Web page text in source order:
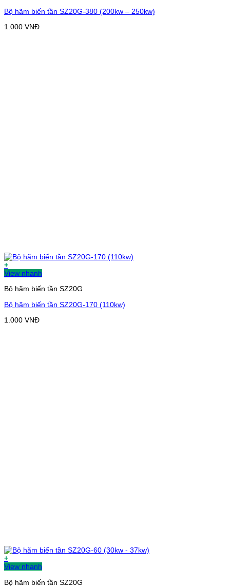
Bộ hãm biến tần SZ20G-380 (200kw – 250kw)
1.000 VNĐ
+
View nhanh
Bộ hãm biến tần SZ20G
Bộ hãm biến tần SZ20G-170 (110kw)
1.000 VNĐ
+
View nhanh
Bộ hãm biến tần SZ20G